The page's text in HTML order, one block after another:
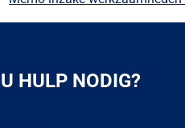
HULP NODIG?